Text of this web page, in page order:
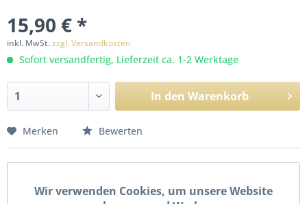
15,90 € *
inkl. MwSt.zzgl. Versandkosten
Sofort versandfertig, Lieferzeit ca. 1-2 Werktage
In den Warenkorb
Merken Bewerten
Neue Zündkerze von NGK BR6HSA, im 4er Pack. Details
Wir verwenden Cookies, um unsere Website